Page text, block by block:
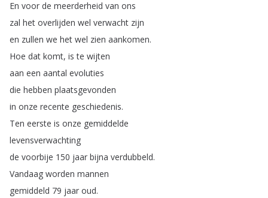
En voor de meerderheid van ons
zal het overlijden wel verwacht zijn
en zullen we het wel zien aankomen.
Hoe dat komt, is te wijten
aan een aantal evoluties
die hebben plaatsgevonden
in onze recente geschiedenis.
Ten eerste is onze gemiddelde
levensverwachting
de voorbije 150 jaar bijna verdubbeld.
Vandaag worden mannen
gemiddeld 79 jaar oud.